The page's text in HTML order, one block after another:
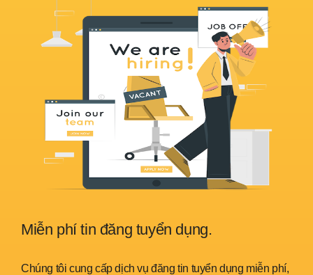
Miễn phí tin đăng tuyển dụng.
Chúng tôi cung cấp dịch vụ đăng tin tuyển dụng miễn phí,